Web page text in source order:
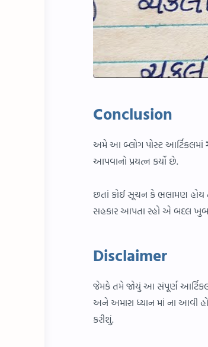
Conclusion
અમે આ બ્લોગ પોસ્ટ આર્ટિકલમાં
આપવાનો પ્રયત્ન કર્યો છે.
છતાં કોઈ સૂચન કે ભલામણ હોય
સહકાર આપતા રહો એ બદલ
Disclaimer
જેમકે તમે જોયું આ સંપૂર્ણ આર્ટિકલ
અને અમારા ધ્યાન માં ના આવી
કરીશું.